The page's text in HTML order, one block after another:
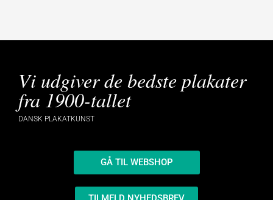
Vi udgiver de bedste plakater
fra 1900-tallet
DANSK PLAKATKUNST
GÅ TIL WEBSHOP